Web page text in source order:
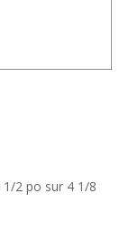
1/2 po sur 4 1/8